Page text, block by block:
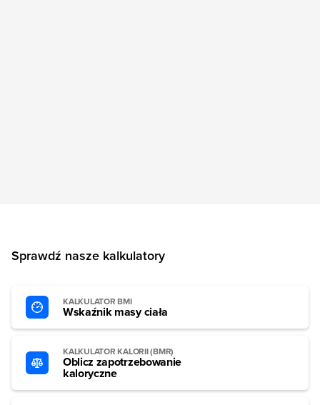
Sprawdź nasze kalkulatory
KALKULATOR BMI
Wskaźnik masy ciała
KALKULATOR KALORII (BMR)
Oblicz zapotrzebowanie
kaloryczne